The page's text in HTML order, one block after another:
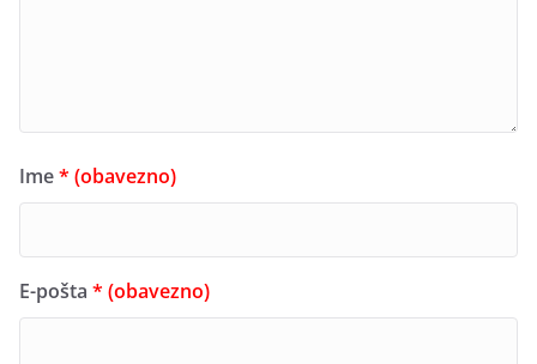
Ime* (obavezno)
E-pošta * (obavezno)